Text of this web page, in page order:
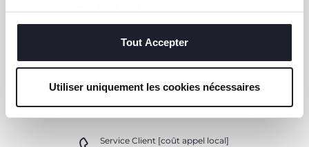
techniques, qui sont essentiels au service demandé.
Tout Accepter
Utiliser uniquement les cookies nécessaires
VOUS-AVEZ BESOIN DE NOUS
Service Client [coût appel local]